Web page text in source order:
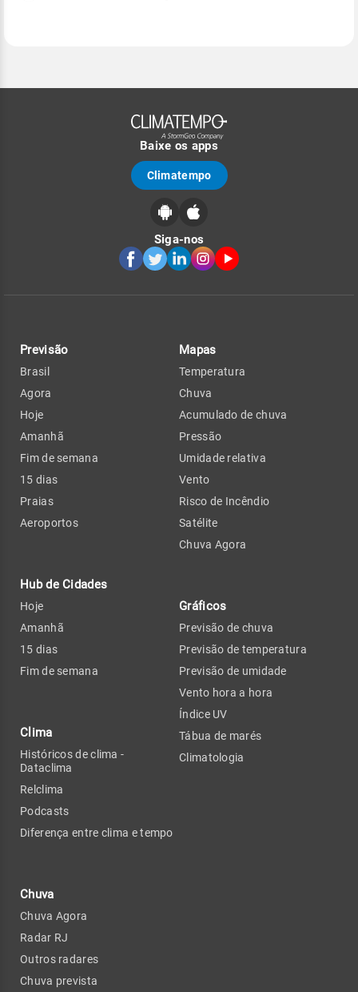
Baixe os apps
Climatempo
Siga-nos
Previsão
Brasil
Agora
Hoje
Amanhã
Fim de semana
15 dias
Praias
Aeroportos
Hub de Cidades
Hoje
Amanhã
15 dias
Fim de semana
Clima
Históricos de clima -
Dataclima
Relclima
Podcasts
Diferença entre clima e tempo
Chuva
Chuva Agora
Radar RJ
Outros radares
Chuva prevista
Mapas
Temperatura
Chuva
Acumulado de chuva
Pressão
Umidade relativa
Vento
Risco de Incêndio
Satélite
Chuva Agora
Gráficos
Previsão de chuva
Previsão de temperatura
Previsão de umidade
Vento hora a hora
Índice UV
Tábua de marés
Climatologia